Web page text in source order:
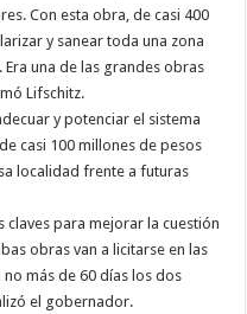
Con esta obra, de casi 400
y sanear toda una zona
una de las grandes obras
Lifschitz.
y potenciar el sistema
casi 100 millones de pesos
localidad frente a futuras
claves para mejorar la cuestión
obras van a licitarse en las
más de 60 días los dos
el gobernador.